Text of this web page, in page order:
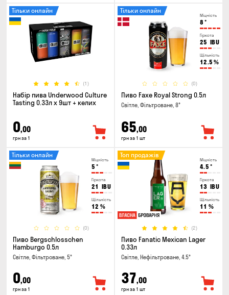
(1)
Тільки онлайн
Набір пива Underwood Culture
Tasting 0.33л x 9шт + келих
0,00
грн за 1
Міцність
8 °
Гіркота
25 IBU
Щільність
12.5 %
(0)
Тільки онлайн
Пиво Faxe Royal Strong 0.5л
Світле, Фільтроване, 8°
65,00
грн за 1 шт
Міцність
5 °
Гіркота
21 IBU
Щільність
12 %
(0)
Тільки онлайн
Пиво Bergschlosschen
Hamburgo 0.5л
Світле, Фільтроване, 5°
0,00
грн за 1
Міцність
4.5 °
Гіркота
13 IBU
Щільність
11 %
(2)
Топ продажів
Пиво Fanatic Mexican Lager
0.33л
Світле, Нефільтроване, 4.5°
37,00
грн за 1 шт